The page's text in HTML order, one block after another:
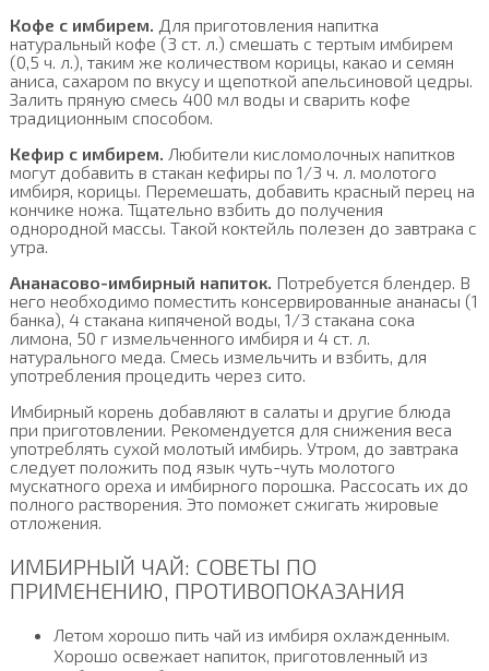
Кофе с имбирем. Для приготовления напитка
натуральный кофе (3 ст. л.) смешать с тертым имбирем
(0,5 ч. л.), таким же количеством корицы, какао и семян
аниса, сахаром по вкусу и щепоткой апельсиновой цедры.
Залить пряную смесь 400 мл воды и сварить кофе
традиционным способом.
Кефир с имбирем. Любители кисломолочных напитков
могут добавить в стакан кефиры по 1/3 ч. л. молотого
имбиря, корицы. Перемешать, добавить красный перец на
кончике ножа. Тщательно взбить до получения
однородной массы. Такой коктейль полезен до завтрака с
утра.
Ананасово-имбирный напиток. Потребуется блендер. В
него необходимо поместить консервированные ананасы (1
банка), 4 стакана кипяченой воды, 1/3 стакана сока
лимона, 50 г измельченного имбиря и 4 ст. л.
натурального меда. Смесь измельчить и взбить, для
употребления процедить через сито.
Имбирный корень добавляют в салаты и другие блюда
при приготовлении. Рекомендуется для снижения веса
употреблять сухой молотый имбирь. Утром, до завтрака
следует положить под язык чуть-чуть молотого
мускатного ореха и имбирного порошка. Рассосать их до
полного растворения. Это поможет сжигать жировые
отложения.
ИМБИРНЫЙ ЧАЙ: СОВЕТЫ ПО
ПРИМЕНЕНИЮ, ПРОТИВОПОКАЗАНИЯ
Летом хорошо пить чай из имбиря охлажденным.
Хорошо освежает напиток, приготовленный из